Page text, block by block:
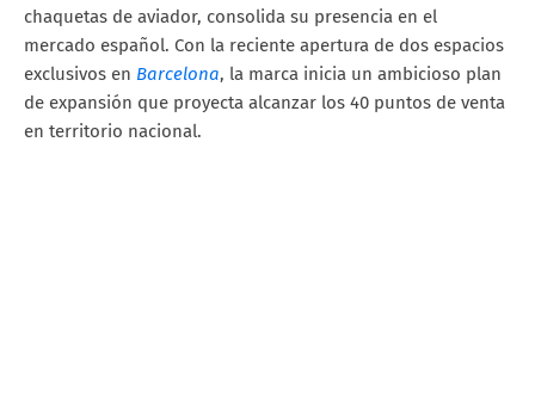
chaquetas de aviador, consolida su presencia en el
mercado español. Con la reciente apertura de dos espacios
exclusivos en Barcelona, la marca inicia un ambicioso plan
de expansión que proyecta alcanzar los 40 puntos de venta
en territorio nacional.